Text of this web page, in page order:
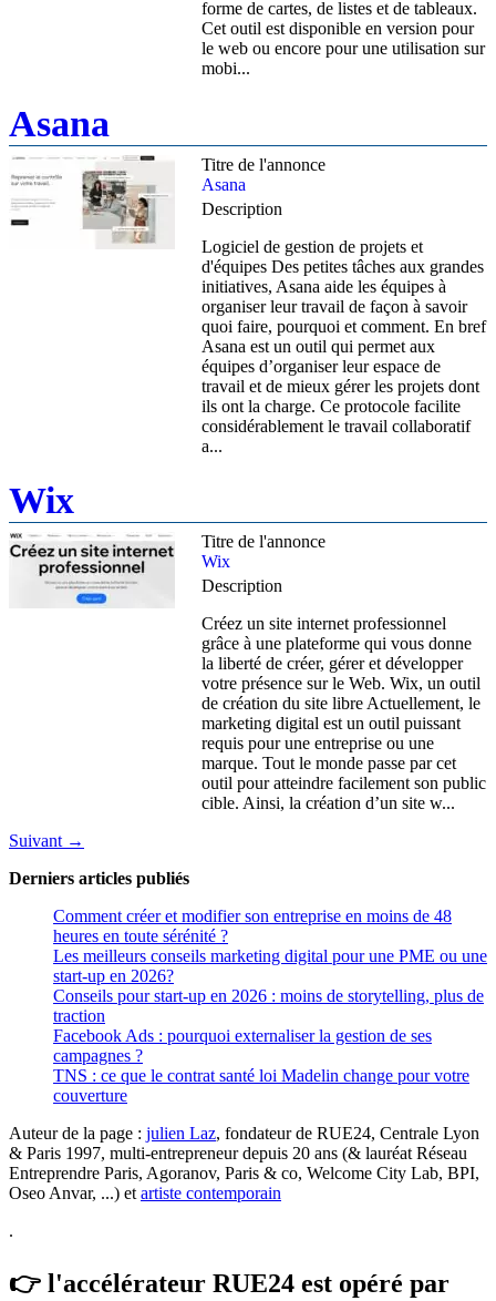
forme de cartes, de listes et de tableaux.
Cet outil est disponible en version pour
le web ou encore pour une utilisation sur
mobi...
Asana
Titre de l'annonce
Asana
Description
Logiciel de gestion de projets et
d'équipes Des petites tâches aux grandes
initiatives, Asana aide les équipes à
organiser leur travail de façon à savoir
quoi faire, pourquoi et comment. En bref
Asana est un outil qui permet aux
équipes d’organiser leur espace de
travail et de mieux gérer les projets dont
ils ont la charge. Ce protocole facilite
considérablement le travail collaboratif
a...
Wix
Titre de l'annonce
Wix
Description
Créez un site internet professionnel
grâce à une plateforme qui vous donne
la liberté de créer, gérer et développer
votre présence sur le Web. Wix, un outil
de création du site libre Actuellement, le
marketing digital est un outil puissant
requis pour une entreprise ou une
marque. Tout le monde passe par cet
outil pour atteindre facilement son public
cible. Ainsi, la création d’un site w...
Suivant →
Derniers articles publiés
Comment créer et modifier son entreprise en moins de 48
heures en toute sérénité ?
Les meilleurs conseils marketing digital pour une PME ou une
start-up en 2026?
Conseils pour start-up en 2026 : moins de storytelling, plus de
traction
Facebook Ads : pourquoi externaliser la gestion de ses
campagnes ?
TNS : ce que le contrat santé loi Madelin change pour votre
couverture
Auteur de la page : julien Laz, fondateur de RUE24, Centrale Lyon
& Paris 1997, multi-entrepreneur depuis 20 ans (& lauréat Réseau
Entreprendre Paris, Agoranov, Paris & co, Welcome City Lab, BPI,
Oseo Anvar, ...) etartiste contemporain
.
👉 l'accélérateur RUE24 est opéré par